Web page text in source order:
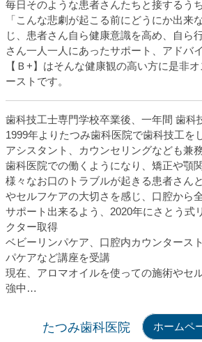
毎日そのような患者さんたちと接するうち
「こんな悲劇が起こる前にどうにか出
じ、 患者さん自ら健康意識を高め、自ら
さん一人一人にあったサポート、アドバ
【Ｂ+】 はそんな健康観の高い方に是非
ーストです。
歯科技工士専門学校卒業後、一年間 歯科
1999年よりたつみ歯科医院で歯科技工を
アシスタント、カウンセリングなども兼
歯科医院での働くようになり、矯正や顎
様々なお口のトラブルが起きる患者さん
やセルフケアの大切さを感じ、口腔から全
サポート出来るよう、 2020年にさとう式
クター取得
ベビーリンパケア、口腔内カウンタースト
パケアなど講座を受講
現在、 アロマオイルを使っての施術やセ
強中…
たつみ歯科医院 ホームペ